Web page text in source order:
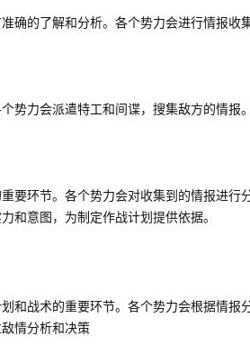
确的了解和分析。各个势力会进行情报
势力会派遣特工和间谍，搜集敌方的情
要环节。各个势力会对收集到的情报进
和意图，为制定作战计划提供依据。
和战术的重要环节。各个势力会根据情
情分析和决策